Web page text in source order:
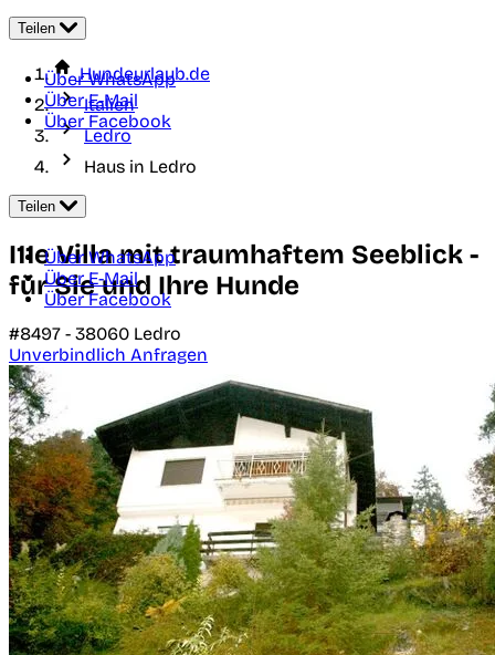
Teilen
Über WhatsApp
Über E-Mail
Über Facebook
Hundeurlaub.de
Italien
Ledro
Haus in Ledro
Teilen
Über WhatsApp
Über E-Mail
Über Facebook
I11e Villa mit traumhaftem Seeblick -
für Sie und Ihre Hunde
#8497 - 38060 Ledro
Unverbindlich Anfragen